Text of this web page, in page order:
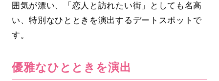
囲気が漂い、「恋人と訪れたい街」としても名高
い、特別なひとときを演出するデートスポットで
す。
優雅なひとときを演出